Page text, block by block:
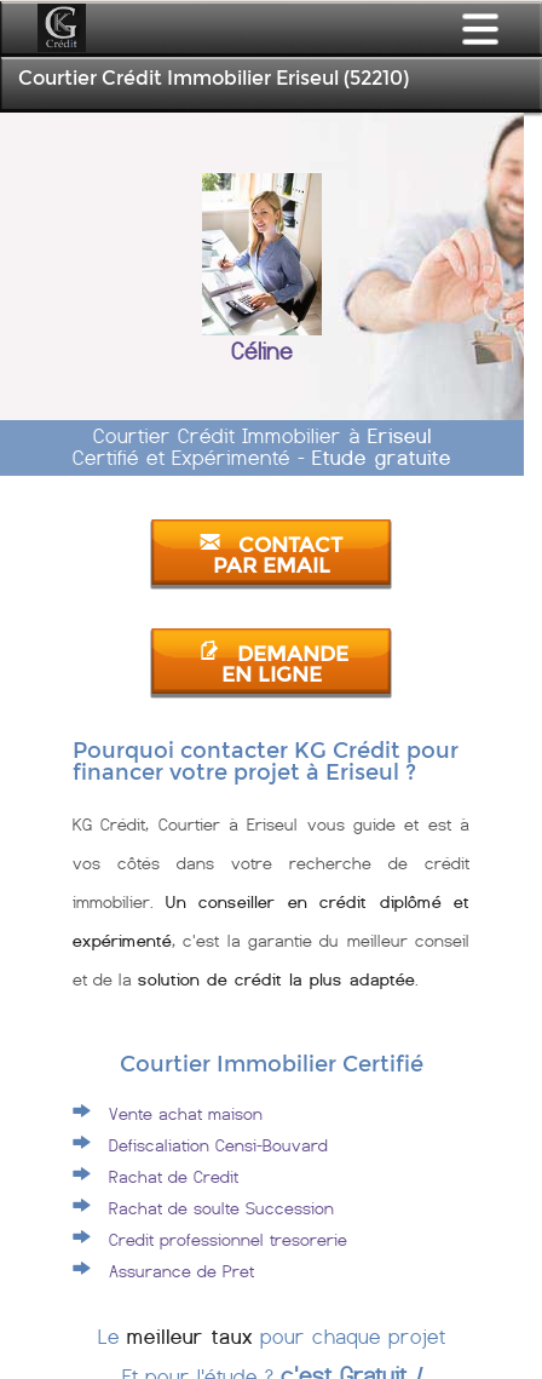
Courtier Crédit Immobilier Eriseul (52210)
Céline
Courtier Crédit Immobilier à Eriseul
Certifié et Expérimenté - Etude gratuite
CONTACT
PAR EMAIL
DEMANDE
EN LIGNE
Pourquoi contacter KG Crédit pour
financer votre projet à Eriseul ?
KG Crédit, Courtier à Eriseul vous guide et est à
vos côtés dans votre recherche de crédit
immobilier. Un conseiller en crédit diplômé et
expérimenté, c'est la garantie du meilleur conseil
et de la solution de crédit la plus adaptée
Courtier Immobilier Certifié
Vente achat maison
Defiscaliation Censi-Bouvard
Rachat de Credit
Rachat de soulte Succession
Credit professionnel tresorerie
Assurance de Pret
Le meilleur taux pour chaque projet